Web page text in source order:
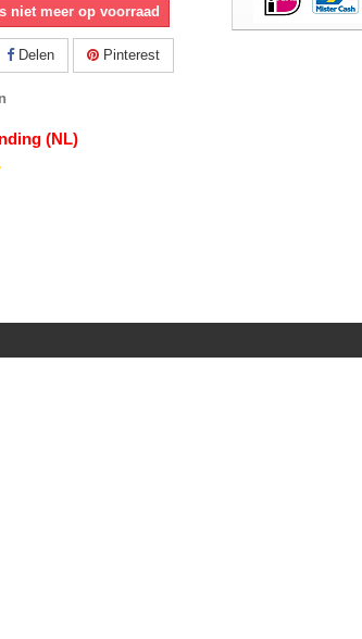
niet meer op voorraad
Delen Pinterest
(NL)